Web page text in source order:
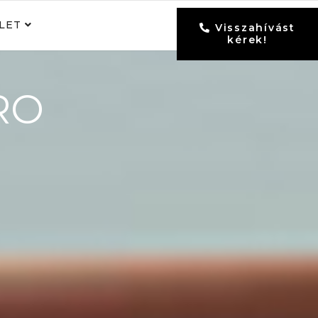
Visszahívást
kérek!